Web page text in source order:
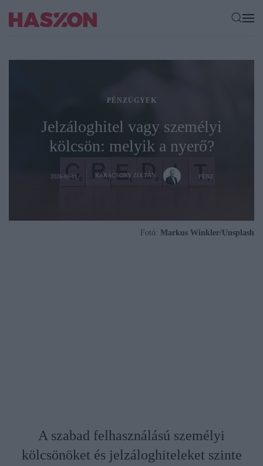
PÉNZÜGYEK
Jelzáloghitel vagy személyi
kölcsön: melyik a nyerő?
2026-06-11 KARÁCSONY ZOLTÁN PÉNZ
Fotó: Markus Winkler/Unsplash
A szabad felhasználású személyi
kölcsönöket és jelzáloghiteleket szinte